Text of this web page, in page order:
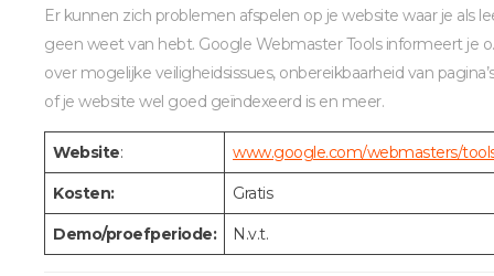
Er kunnen zich problemen afspelen op je website waar je als
geen weet van hebt. Google Webmaster Tools informeert je
over mogelijke veiligheidsissues, onbereikbaarheid van
of je website wel goed geïndexeerd is en meer.
Website: www.google.com/webmasters/
Kosten: Gratis
Demo/proefperiode: N.v.t.